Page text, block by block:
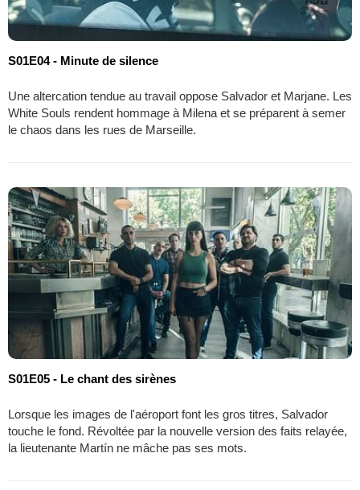
S01E04 - Minute de silence
Une altercation tendue au travail oppose Salvador et Marjane. Les
White Souls rendent hommage à Milena et se préparent à semer
le chaos dans les rues de Marseille.
S01E05 - Le chant des sirènes
Lorsque les images de l'aéroport font les gros titres, Salvador
touche le fond. Révoltée par la nouvelle version des faits relayée,
la lieutenante Martín ne mâche pas ses mots.